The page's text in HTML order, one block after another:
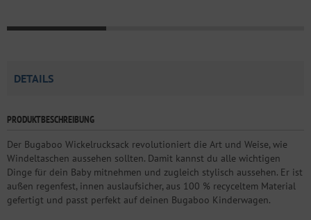
DETAILS
PRODUKTBESCHREIBUNG
Der Bugaboo Wickelrucksack revolutioniert die Art und Weise, wie
Windeltaschen aussehen sollten. Damit kannst du alle wichtigen
Dinge für dein Baby mitnehmen und zugleich stylisch aussehen. Er ist
außen regenfest, innen auslaufsicher, aus 100 % recyceltem Material
gefertigt und passt perfekt auf deinen Bugaboo Kinderwagen.